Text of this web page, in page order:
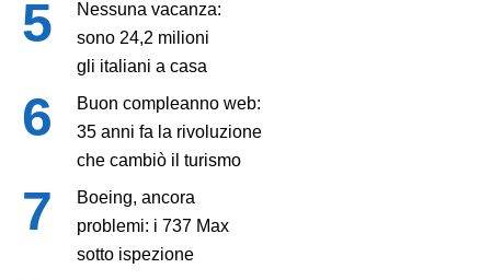
Nessuna vacanza:
sono 24,2 milioni
gli italiani a casa
Buon compleanno web:
35 anni fa la rivoluzione
che cambiò il turismo
Boeing, ancora
problemi: i 737 Max
sotto ispezione